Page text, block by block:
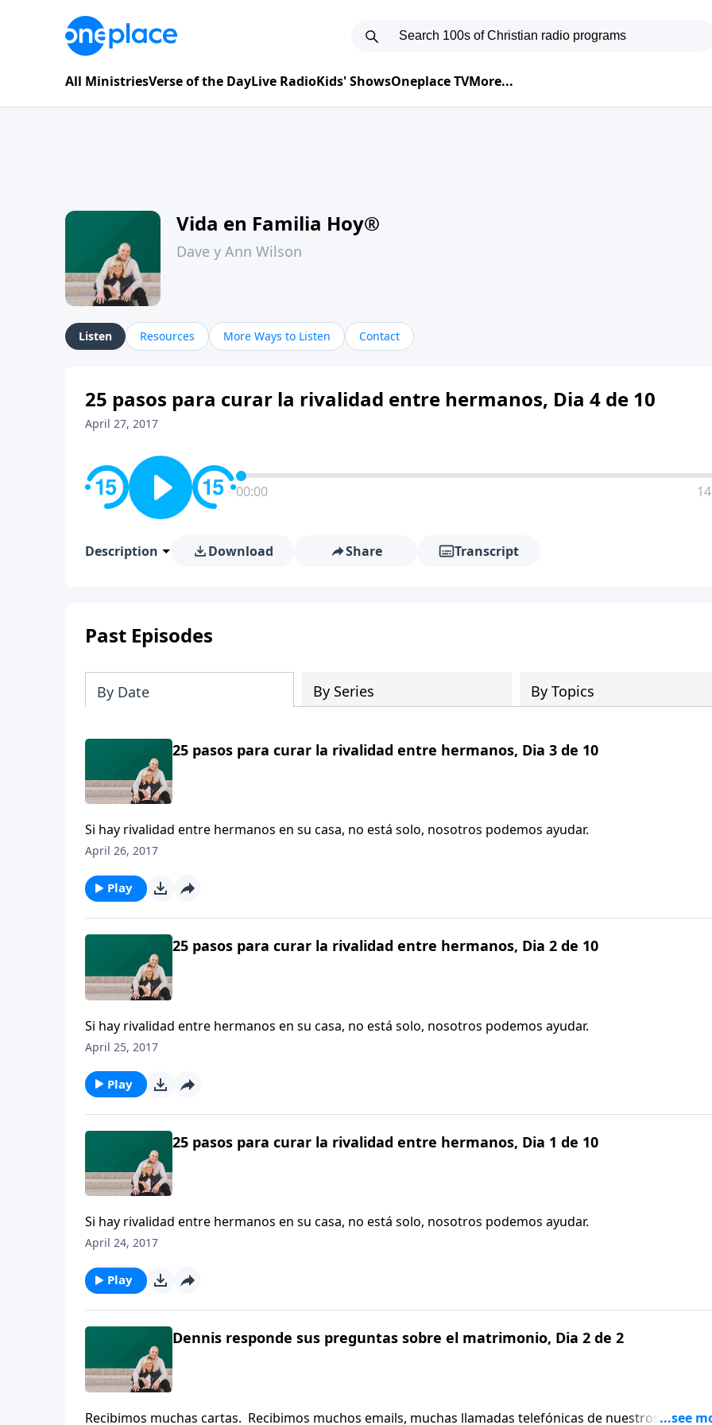
All MinistriesVerse of the DayLive RadioKids' ShowsOneplace TVMore...
Vida en Familia Hoy®
Dave y Ann Wilson
Listen Resources More Ways to Listen Contact
25 pasos para curar la rivalidad entre hermanos, Dia 4 de 10
April 27, 2017
00:00
Description Download Share Transcript
Past Episodes
By Date By Series By Topics
25 pasos para curar la rivalidad entre hermanos, Dia 3 de 10
Si hay rivalidad entre hermanos en su casa, no está solo, nosotros podemos ayudar.
April 26, 2017
Play
25 pasos para curar la rivalidad entre hermanos, Dia 2 de 10
Si hay rivalidad entre hermanos en su casa, no está solo, nosotros podemos ayudar.
April 25, 2017
Play
25 pasos para curar la rivalidad entre hermanos, Dia 1 de 10
Si hay rivalidad entre hermanos en su casa, no está solo, nosotros podemos ayudar.
April 24, 2017
Play
Dennis responde sus preguntas sobre el matrimonio, Dia 2 de 2
Recibimos muchas cartas. Recibimos muchos emails, muchas llamadas telefónicas de nuestros